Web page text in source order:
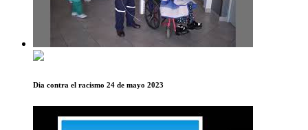
Dia contra el racismo 24 de mayo 2023